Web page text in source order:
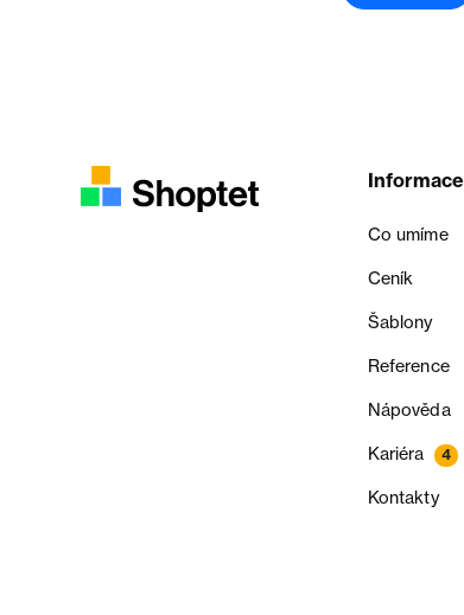
Informace
Co umíme
Ceník
Šablony
Reference
Nápověda
Kariéra 4
Kontakty